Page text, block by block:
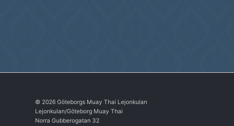
© 2026 Göteborgs Muay Thai Lejonkulan
Lejonkulan/Göteborg Muay Thai
Norra Gubberogatan 32